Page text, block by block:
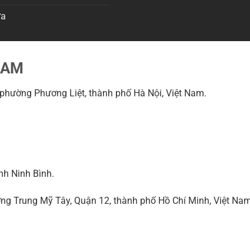
Phương Liệt, thành phố Hà Nội, Việt Nam.
Ninh Bình.
Trung Mỹ Tây, Quận 12, thành phố Hồ Chí Minh, Việt